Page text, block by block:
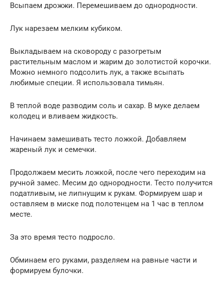
Всыпаем дрожжи. Перемешиваем до однородности.
Лук нарезаем мелким кубиком.
Выкладываем на сковороду с разогретым
растительным маслом и жарим до золотистой корочки.
Можно немного подсолить лук, а также всыпать
любимые специи. Я использовала тимьян.
В теплой воде разводим соль и сахар. В муке делаем
колодец и вливаем жидкость.
Начинаем замешивать тесто ложкой. Добавляем
жареный лук и семечки.
Продолжаем месить ложкой, после чего переходим на
ручной замес. Месим до однородности. Тесто получится
податливым, не липнущим к рукам. Формируем шар и
оставляем в миске под полотенцем на 1 час в теплом
месте.
За это время тесто подросло.
Обминаем его руками, разделяем на равные части и
формируем булочки.